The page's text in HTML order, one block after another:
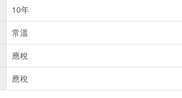
10年
常溫
應稅
應稅